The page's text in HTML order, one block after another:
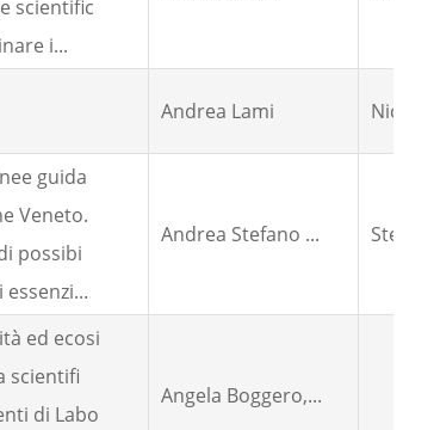
scientific
i...
Andrea Lami
guida
Veneto.
possibi
Andrea Stefano ...
ed ecosi
scientifi
di Labo
Angela Boggero,...